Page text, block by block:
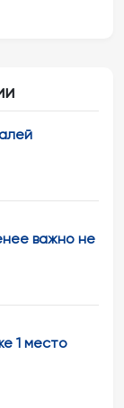
важно не
1 место